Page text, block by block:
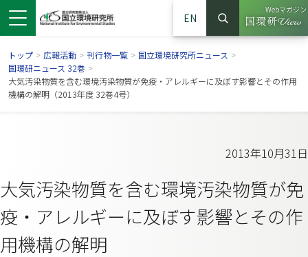
ドウで開きます）
ンドウで開きます）
ウインドウで開きます）
EN
サイト内検索
検索
Webマガジン
（別ウイ
トップ > 広報活動 > 刊行物一覧 > 国立環境研究所ニュース >
国環研ニュース 32巻 >
大気汚染物質を含む環境汚染物質が免疫・アレルギーに及ぼす影響とその作用
機構の解明（2013年度 32巻4号）
2013年10月31日
大気汚染物質を含む環境汚染物質が免
疫・アレルギーに及ぼす影響とその作
用機構の解明